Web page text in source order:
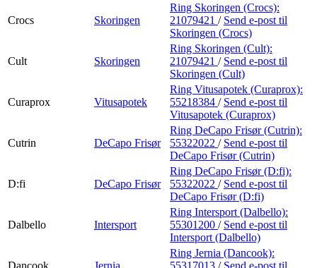
Crocs Skoringen
Ring Skoringen (Crocs):
21079421 / Send e-post til
Skoringen (Crocs)
Cult Skoringen
Ring Skoringen (Cult):
21079421 / Send e-post til
Skoringen (Cult)
Curaprox Vitusapotek
Ring Vitusapotek (Curaprox):
55218384 / Send e-post til
Vitusapotek (Curaprox)
Cutrin DeCapo Frisør
Ring DeCapo Frisør (Cutrin):
55322022 / Send e-post til
DeCapo Frisør (Cutrin)
D:fi DeCapo Frisør
Ring DeCapo Frisør (D:fi):
55322022 / Send e-post til
DeCapo Frisør (D:fi)
Dalbello Intersport
Ring Intersport (Dalbello):
55301200 / Send e-post til
Intersport (Dalbello)
Dancook Jernia
Ring Jernia (Dancook):
55317013 / Send e-post til